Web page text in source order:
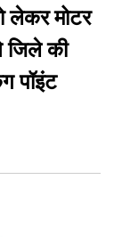
लेकर मोटर
जिले की
पॉइंट